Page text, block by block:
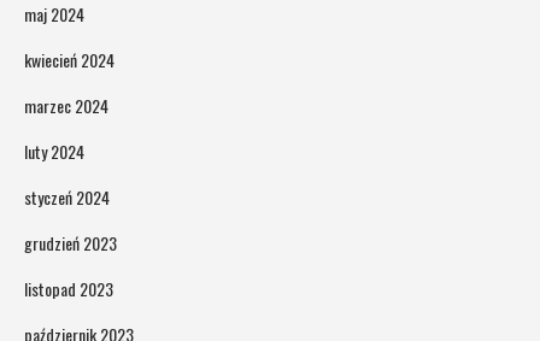
maj 2024
kwiecień 2024
marzec 2024
luty 2024
styczeń 2024
grudzień 2023
listopad 2023
październik 2023